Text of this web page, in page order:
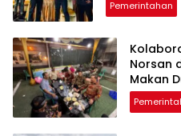
Pemerintahan
Norsan
Makan